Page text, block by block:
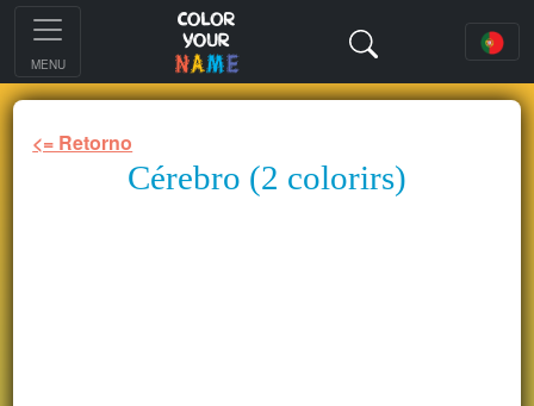
MENU
<= Retorno
Cérebro (2 colorirs)